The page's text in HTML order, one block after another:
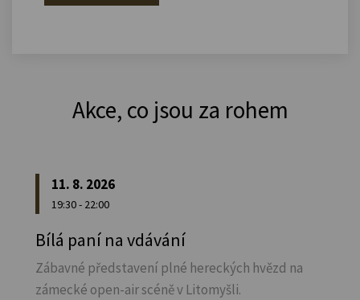
Akce, co jsou za rohem
11. 8. 2026
19:30 - 22:00
Bílá paní na vdávání
Zábavné představení plné hereckých hvězd na
zámecké open-air scéně v Litomyšli.